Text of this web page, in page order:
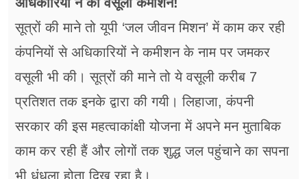
अधिकारियों ने की वसूला कमीशन!
सूत्रों की माने तो यूपी ‘जल जीवन मिशन’ में काम कर रही
कंपनियों से अधिकारियों ने कमीशन के नाम पर जमकर
वसूली भी की। सूत्रों की माने तो ये वसूली करीब 7
प्रतिशत तक इनके द्वारा की गयी। लिहाजा, कंपनी
सरकार की इस महत्वाकांक्षी योजना में अपने मन मुताबिक
काम कर रही हैं और लोगों तक शुद्ध जल पहुंचाने का सपना
भी धूंधला होता दिख रहा है।